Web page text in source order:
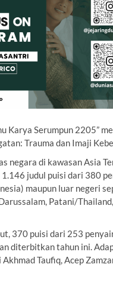
Karya Serumpun 2205”
Trauma dan Imaji
negara di kawasan Asia
judul puisi dari 380
maupun luar negeri
Patani/
370 puisi dari 253
diterbitkan tahun ini.
Taufiq, Acep